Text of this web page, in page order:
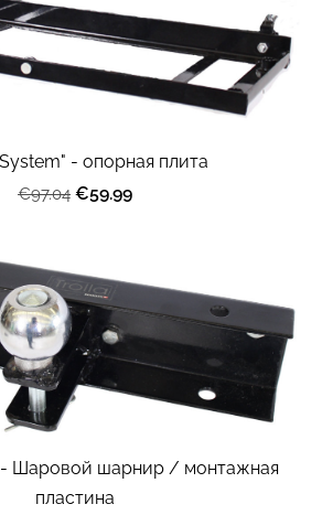
- опорная плита
€97.04 €59.99
- Шаровой шарнир / монтажная
пластина